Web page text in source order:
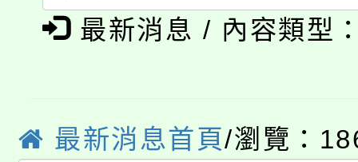
程
「本色祭」8/29、30在
局官網。
8月14至27日，桃園電
最新消息 / 內容類型
最新消息首頁/瀏覽：